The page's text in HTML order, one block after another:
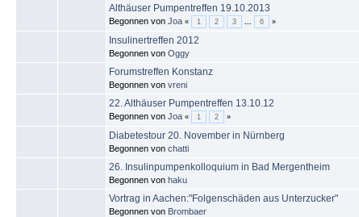
Althäuser Pumpentreffen 19.10.2013
Begonnen von Joa « 1 2 3 6 »
Insulinertreffen 2012
Begonnen von Oggy
Forumstreffen Konstanz
Begonnen von vreni
22. Althäuser Pumpentreffen 13.10.12
Begonnen von Joa « 1 2 »
Diabetestour 20. November in Nürnberg
Begonnen von chatti
26. Insulinpumpenkolloquium in Bad Mergentheim
Begonnen von haku
Vortrag in Aachen:"Folgenschäden aus Unterzucker"
Begonnen von Brombaer